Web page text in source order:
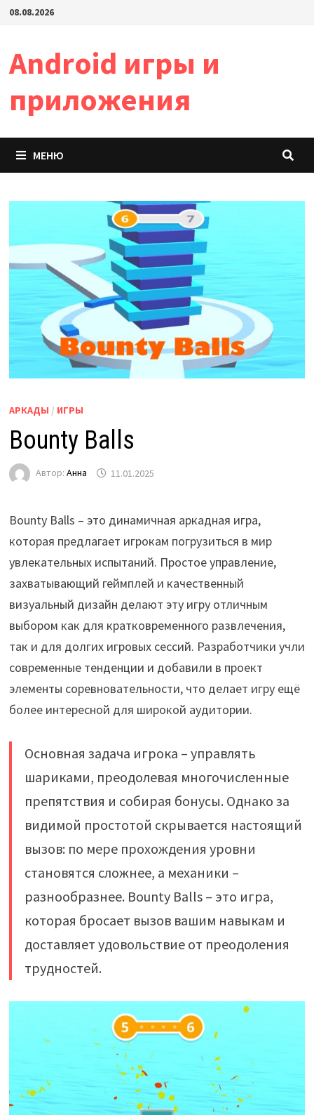
Перейти
08.08.2026
Android игры и
приложения
МЕНЮ
АРКАДЫ / ИГРЫ
Bounty Balls
Автор: Анна 11.01.2025
Bounty Balls – это динамичная аркадная игра,
которая предлагает игрокам погрузиться в мир
увлекательных испытаний. Простое управление,
захватывающий геймплей и качественный
визуальный дизайн делают эту игру отличным
выбором как для кратковременного развлечения,
так и для долгих игровых сессий. Разработчики учли
современные тенденции и добавили в проект
элементы соревновательности, что делает игру ещё
более интересной для широкой аудитории.
Основная задача игрока – управлять
шариками, преодолевая многочисленные
препятствия и собирая бонусы. Однако за
видимой простотой скрывается настоящий
вызов: по мере прохождения уровни
становятся сложнее, а механики –
разнообразнее. Bounty Balls – это игра,
которая бросает вызов вашим навыкам и
доставляет удовольствие от преодоления
трудностей.